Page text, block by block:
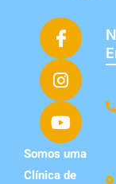
Somos uma
Clínica de